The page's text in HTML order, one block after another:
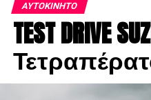
ΑΥΤΟΚΊΝΗΤΟ
TEST DRIVE